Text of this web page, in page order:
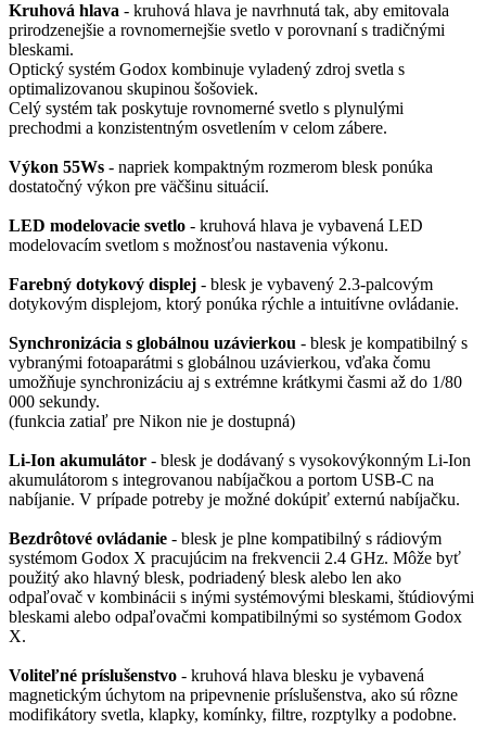
Kruhová hlava - kruhová hlava je navrhnutá tak, aby emitovala
prirodzenejšie a rovnomernejšie svetlo v porovnaní s tradičnými
bleskami.
Optický systém Godox kombinuje vyladený zdroj svetla s
optimalizovanou skupinou šošoviek.
Celý systém tak poskytuje rovnomerné svetlo s plynulými
prechodmi a konzistentným osvetlením v celom zábere.
Výkon 55Ws - napriek kompaktným rozmerom blesk ponúka
dostatočný výkon pre väčšinu situácií.
LED modelovacie svetlo - kruhová hlava je vybavená LED
modelovacím svetlom s možnosťou nastavenia výkonu.
Farebný dotykový displej - blesk je vybavený 2.3-palcovým
dotykovým displejom, ktorý ponúka rýchle a intuitívne ovládanie.
Synchronizácia s globálnou uzávierkou - blesk je kompatibilný s
vybranými fotoaparátmi s globálnou uzávierkou, vďaka čomu
umožňuje synchronizáciu aj s extrémne krátkymi časmi až do 1/80
000 sekundy.
(funkcia zatiaľ pre Nikon nie je dostupná)
Li-Ion akumulátor - blesk je dodávaný s vysokovýkonným Li-Ion
akumulátorom s integrovanou nabíjačkou a portom USB-C na
nabíjanie. V prípade potreby je možné dokúpiť externú nabíjačku.
Bezdrôtové ovládanie - blesk je plne kompatibilný s rádiovým
systémom Godox X pracujúcim na frekvencii 2.4 GHz. Môže byť
použitý ako hlavný blesk, podriadený blesk alebo len ako
odpaľovač v kombinácii s inými systémovými bleskami, štúdiovými
bleskami alebo odpaľovačmi kompatibilnými so systémom Godox
X.
Voliteľné príslušenstvo - kruhová hlava blesku je vybavená
magnetickým úchytom na pripevnenie príslušenstva, ako sú rôzne
modifikátory svetla, klapky, komínky, filtre, rozptylky a podobne.